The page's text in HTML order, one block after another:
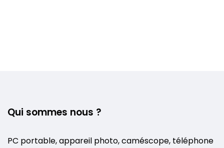
Qui sommes nous ?
PC portable, appareil photo, caméscope, téléphone